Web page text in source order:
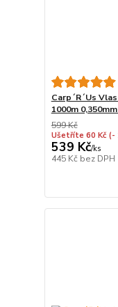
Carp´R´Us
1000m
599 Kč
Ušetříte 60 Kč (-
539 Kč/ks
445 Kč bez DPH